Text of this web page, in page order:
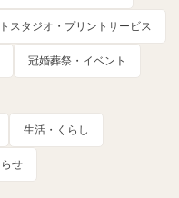
スタジオ・プリントサービス
冠婚葬祭・イベント
生活・くらし
せ